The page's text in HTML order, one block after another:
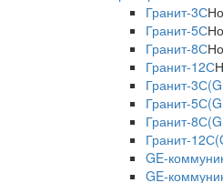
Гранит-3С
Гранит-5С
Гранит-8С
Гранит-12С
Гранит-
Гранит-
Гранит-
Гранит-
GE-
GE-